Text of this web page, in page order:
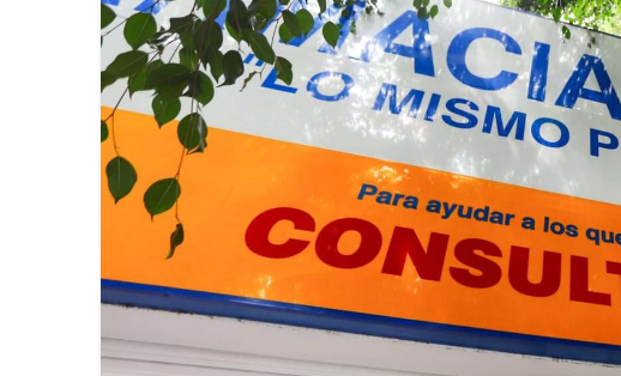
La importancia de la asistencia de
Los pasajeros de Viva, ahora tendrán
Cerveza, café y mariscos: Rutas llenas
España reivindica en México la
Viva presenta VIVA MÉXICO en
La Asociación Metropolitana de
Llénate de sabor, cultura y tradición en
Más de 500 líderes de más de 50